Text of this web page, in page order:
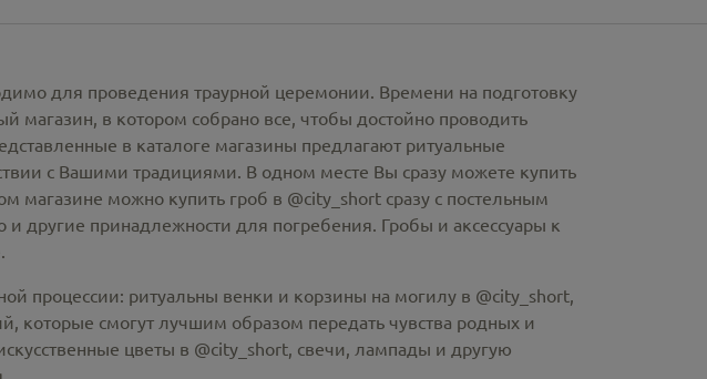
для проведения траурной церемонии. Времени на подготовку
магазин, в котором собрано все, чтобы достойно проводить
в каталоге магазины предлагают ритуальные
с Вашими традициями. В одном месте Вы сразу можете купить
магазине можно купить гроб в @city_short сразу с постельным
принадлежности для погребения. Гробы и аксессуары к
процессии: ритуальны венки и корзины на могилу в @city_short,
которые смогут лучшим образом передать чувства родных и
цветы в @city_short, свечи, лампады и другую